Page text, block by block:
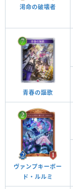
渇命の破壊者
青春の謳歌
ヴァンプキーボー
ド・ルルミ